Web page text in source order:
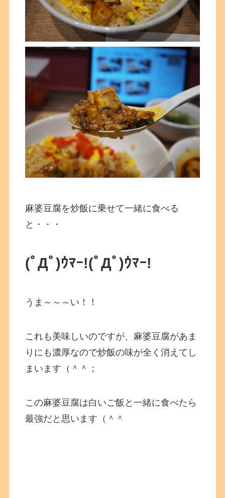
麻婆豆腐を炒飯に乗せて一緒に食べる
と・・・
(ﾟДﾟ)ｳﾏｰ!(ﾟДﾟ)ｳﾏｰ!
うま～～～い！！
これも美味しいのですが、麻婆豆腐があま
りにも濃厚なので炒飯の味が全く消えてし
まいます（＾＾；
この麻婆豆腐は白いご飯と一緒に食べたら
最強だと思います（＾＾